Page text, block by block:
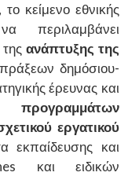
κείμενο εθνικής
περιλαμβάνει
ανάπτυξης της
δημόσιου-
έρευνας και
προγραμμάτων
εργατικού
και
και ειδικών